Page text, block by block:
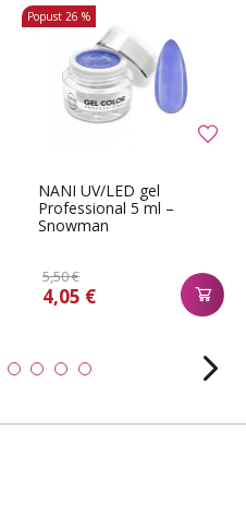
NANI UV/LED gel
Professional 5 ml –
Snowman
5,50 €
4,05 €
Popust 26 %